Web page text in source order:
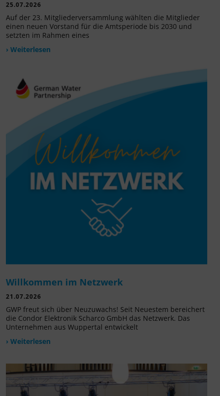
25.07.2026
Auf der 23. Mitgliederversammlung wählten die Mitglieder
einen neuen Vorstand für die Amtsperiode bis 2030 und
setzten im Rahmen eines
› Weiterlesen
Willkommen im Netzwerk
21.07.2026
GWP freut sich über Neuzuwachs! Seit Neuestem bereichert
die Condor Elektronik Scharco GmbH das Netzwerk. Das
Unternehmen aus Wuppertal entwickelt
› Weiterlesen